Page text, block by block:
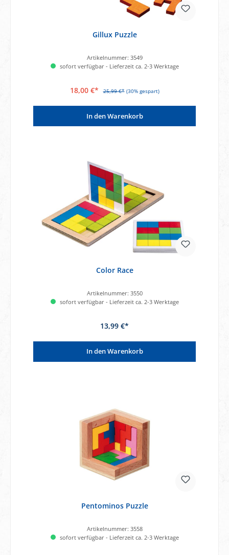
Gillux Puzzle
Artikelnummer: 3549
sofort verfügbar - Lieferzeit ca. 2-3 Werktage
18,00 €* 25,99 €* (30% gespart)
In den Warenkorb
Color Race
Artikelnummer: 3550
sofort verfügbar - Lieferzeit ca. 2-3 Werktage
13,99 €*
In den Warenkorb
Pentominos Puzzle
Artikelnummer: 3558
sofort verfügbar - Lieferzeit ca. 2-3 Werktage